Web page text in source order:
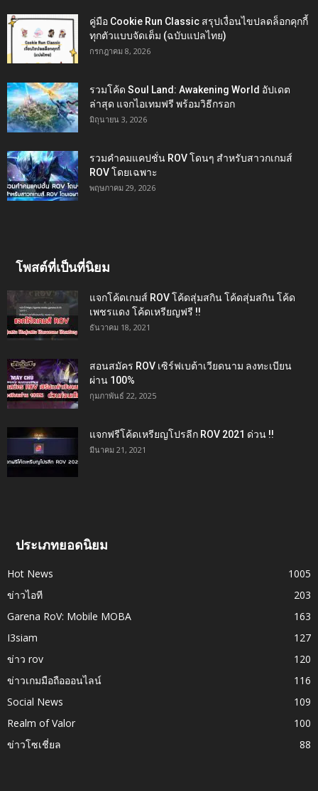
คู่มือ Cookie Run Classic สรุปเงื่อนไขปลดล็อกคุกกี้
ทุกตัวแบบจัดเต็ม (ฉบับแปลไทย)
กรกฎาคม 8, 2026
รวมโค้ด Soul Land: Awakening World อัปเดต
ล่าสุด แจกไอเทมฟรี พร้อมวิธีกรอก
มิถุนายน 3, 2026
รวมคำคมแคปชั่น ROV โดนๆ สำหรับสาวกเกมส์
ROV โดยเฉพาะ
พฤษภาคม 29, 2026
โพสต์ที่เป็นที่นิยม
แจกโค้ดเกมส์ ROV โค้ดสุ่มสกิน โค้ดสุ่มสกิน โค้ด
เพชรแดง โค้ดเหรียญฟรี !!
ธันวาคม 18, 2021
สอนสมัคร ROV เซิร์ฟเบต้าเวียดนาม ลงทะเบียน
ผ่าน 100%
กุมภาพันธ์ 22, 2025
แจกฟรีโค้ดเหรียญโปรลีก ROV 2021 ด่วน !!
มีนาคม 21, 2021
ประเภทยอดนิยม
Hot News
1005
ข่าวไอที
203
Garena RoV: Mobile MOBA
163
I3siam
127
ข่าว rov
120
ข่าวเกมมือถือออนไลน์
116
Social News
109
Realm of Valor
100
ข่าวโซเชี่ยล
88